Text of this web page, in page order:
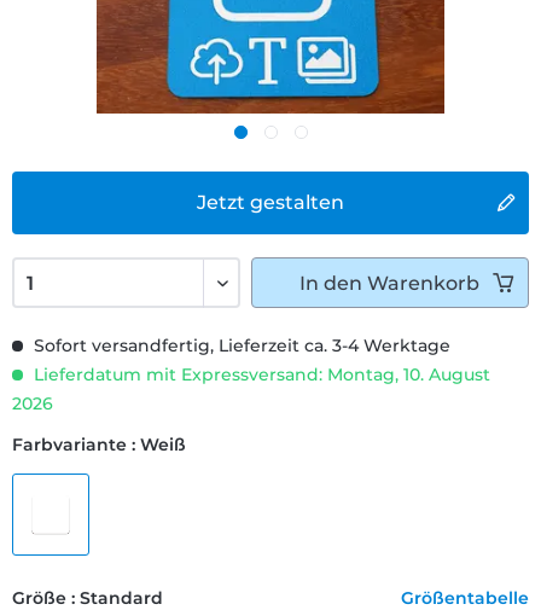
Jetzt gestalten
Sofort versandfertig, Lieferzeit ca. 3-4 Werktage
Lieferdatum mit Expressversand: Montag, 10. August
2026
Farbvariante : Weiß
Größe : Standard Größentabelle
In den Warenkorb